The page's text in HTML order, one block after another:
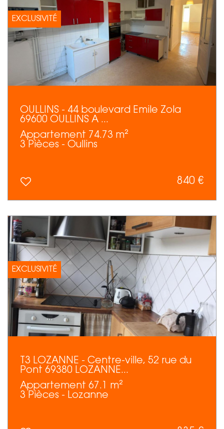
EXCLUSIVITÉ
OULLINS - 44 boulevard Emile Zola
69600 OULLINS A ...
Appartement 74.73 m²
3 Pièces - Oullins
840 €
EXCLUSIVITÉ
T3 LOZANNE - Centre-ville, 52 rue du
Pont 69380 LOZANNE...
Appartement 67.1 m²
3 Pièces - Lozanne